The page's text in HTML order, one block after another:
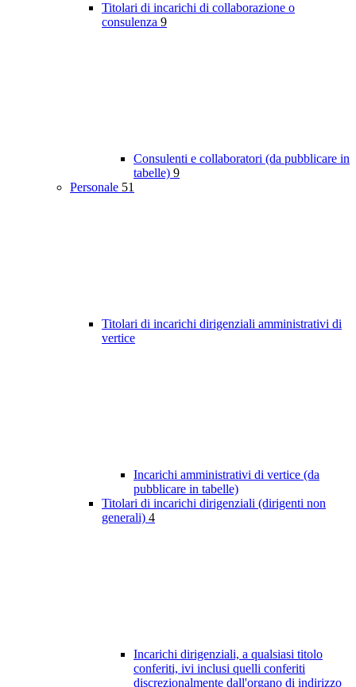
Titolari di incarichi di collaborazione o
consulenza 9
Consulenti e collaboratori (da pubblicare in
tabelle) 9
Personale 51
Titolari di incarichi dirigenziali amministrativi di
vertice
Incarichi amministrativi di vertice (da
pubblicare in tabelle)
Titolari di incarichi dirigenziali (dirigenti non
generali) 4
Incarichi dirigenziali, a qualsiasi titolo
conferiti, ivi inclusi quelli conferiti
discrezionalmente dall'organo di indirizzo